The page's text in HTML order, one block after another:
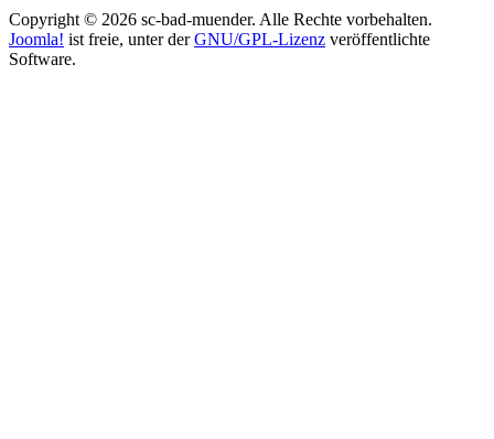
Copyright © 2026 sc-bad-muender. Alle Rechte vorbehalten.
Joomla! ist freie, unter derGNU/GPL-Lizenz veröffentlichte
Software.